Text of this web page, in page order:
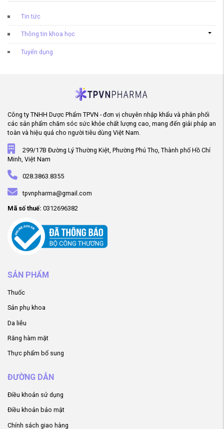
Tin tức
Thông tin khoa học
Tuyển dụng
Công ty TNHH Dược Phẩm TPVN - đơn vị chuyên nhập khẩu và phân phối
các sản phẩm chăm sóc sức khỏe chất lượng cao, mang đến giải pháp an
toàn và hiệu quả cho người tiêu dùng Việt Nam.
299/17B Đường Lý Thường Kiệt, Phường Phú Thọ, Thành phố Hồ Chí
Minh, Việt Nam
028.3863.8355
tpvnpharma@gmail.com
Mã số thuế: 0312696382
SẢN PHẨM
Thuốc
Sản phụ khoa
Da liễu
Răng hàm mặt
Thực phẩm bổ sung
ĐƯỜNG DẪN
Điều khoản sử dụng
Điều khoản bảo mật
Chính sách giao hàng